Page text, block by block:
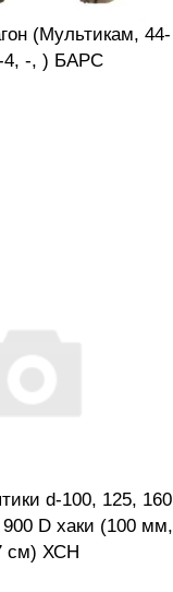
(Мультикам, 44-
4, -, ) БАРС
d-100, 125, 160
D хаки (100 мм,
см) ХСН